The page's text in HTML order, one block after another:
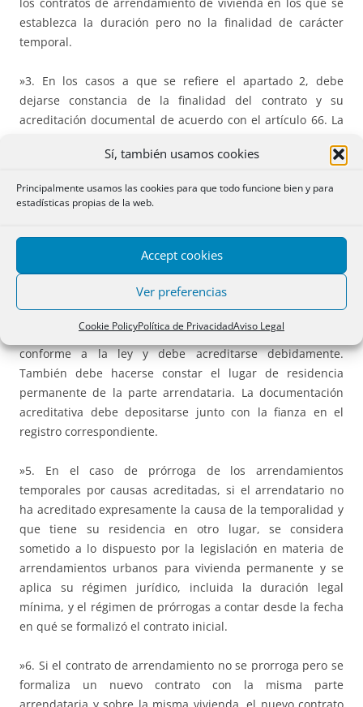
Sí, también usamos cookies
Principalmente usamos las cookies para que todo funcione bien y para
estadísticas propias de la web.
Accept cookies
Ver preferencias
Cookie PolicyPolítica de PrivacidadAviso Legal
establezca la duración pero no la finalidad de carácter
temporal.
»3. En los casos a que se refiere el apartado 2, debe
dejarse constancia de la finalidad del contrato y su
acreditación documental de acuerdo con el artículo 66. La
fianza en el registro correspondiente. Se presume que el
si en el registro correspondiente no consta acreditado un
»4. Se aplican las normas relativas al arrendamiento para
usos distintos al de vivienda a la vivienda que tiene una
finalidad exclusivamente recreativa, de vacaciones o de
ocio. Esta causa o finalidad debe hacerse constar en el
contrato con aportación de la documentación específica
conforme a la ley y debe acreditarse debidamente.
También debe hacerse constar el lugar de residencia
permanente de la parte arrendataria. La documentación
acreditativa debe depositarse junto con la fianza en el
registro correspondiente.
»5. En el caso de prórroga de los arrendamientos
temporales por causas acreditadas, si el arrendatario no
ha acreditado expresamente la causa de la temporalidad y
que tiene su residencia en otro lugar, se considera
sometido a lo dispuesto por la legislación en materia de
arrendamientos urbanos para vivienda permanente y se
aplica su régimen jurídico, incluida la duración legal
mínima, y el régimen de prórrogas a contar desde la fecha
en qué se formalizó el contrato inicial.
»6. Si el contrato de arrendamiento no se prorroga pero se
formaliza un nuevo contrato con la misma parte